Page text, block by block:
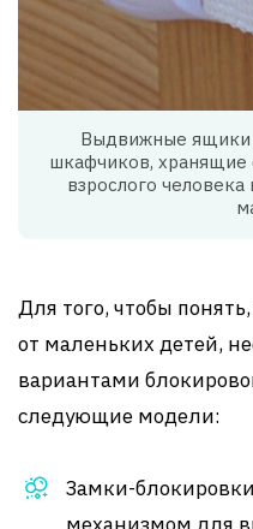
Выдвижные ящики
шкафчиков,
взрослого
Для того, чтобы
от маленьких детей,
вариантами
следующие модели:
Замки-